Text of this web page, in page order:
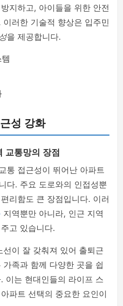
지하고, 아이들을 위한 안전
러한 기술적 향상은 입주민
을 제공합니다.
성 강화
교통망의 장점
통 접근성이 뛰어난 아파트
다. 주요 도로와의 인접성뿐
리함도 큰 장점입니다. 이러
지역뿐만 아니라, 인근 지역
고 있습니다.
이 잘 갖춰져 있어 출퇴근
족과 함께 다양한 곳을 쉽
이는 현대인들의 라이프 스
파트 선택의 중요한 요인이